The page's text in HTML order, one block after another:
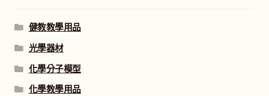
健教教學用品
光學器材
化學分子模型
化學教學用品